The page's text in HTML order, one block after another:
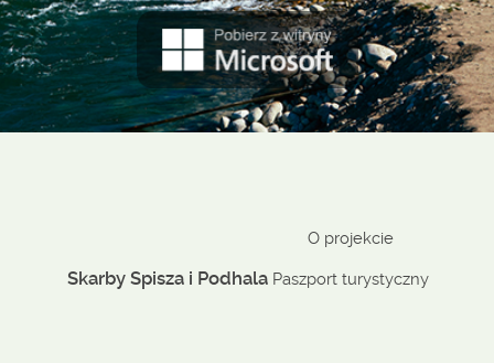
Skarby Spisza i Podhala
O projekcie
Paszport turystyczny